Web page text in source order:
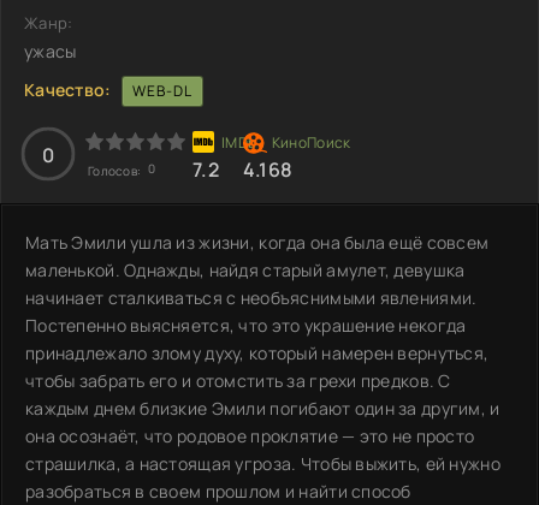
Жанр:
ужасы
Качество:
WEB-DL
0
Голосов: 0 7.2 4.168
Мать Эмили ушла из жизни, когда она была ещё совсем
маленькой. Однажды, найдя старый амулет, девушка
начинает сталкиваться с необъяснимыми явлениями.
Постепенно выясняется, что это украшение некогда
принадлежало злому духу, который намерен вернуться,
чтобы забрать его и отомстить за грехи предков. С
каждым днем близкие Эмили погибают один за другим, и
она осознаёт, что родовое проклятие — это не просто
страшилка, а настоящая угроза. Чтобы выжить, ей нужно
разобраться в своем прошлом и найти способ